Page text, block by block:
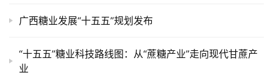
广西糖业发展“十五五”规划发布
“十五五”糖业科技路线图：从“蔗糖产业”走向现代甘蔗产
业